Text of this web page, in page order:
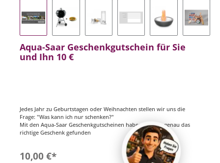
Aqua-Saar Geschenkgutschein für Sie
und Ihn 10 €
Jedes Jahr zu Geburtstagen oder Weihnachten stellen wir uns die
Frage: "Was kann ich nur schenken?"
Mit den Aqua-Saar Geschenkgutscheinen haben Sie nun genau das
richtige Geschenk gefunden
10,00 €*